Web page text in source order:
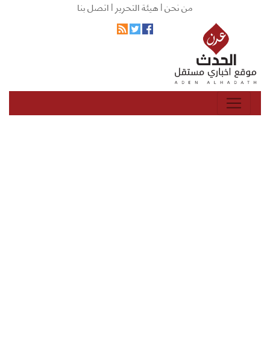
من نحن |هيئة التحرير |اتصل بنا